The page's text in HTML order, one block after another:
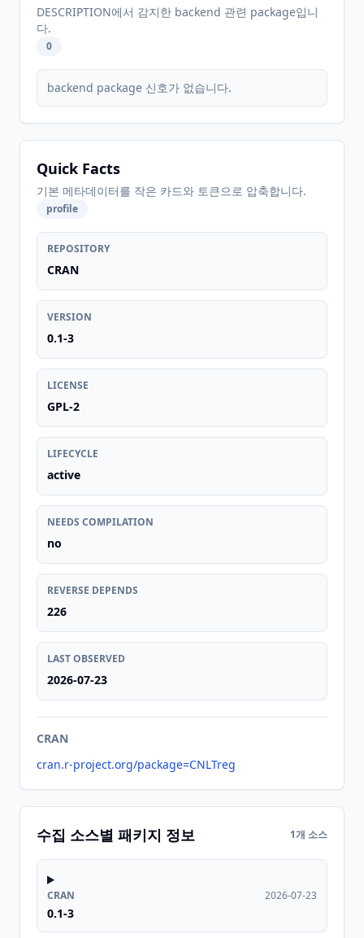
DESCRIPTION에서 감지한 backend 관련 package입니
다.
0
backend package 신호가 없습니다.
Quick Facts
기본 메타데이터를 작은 카드와 토큰으로 압축합니다.
profile
REPOSITORY
CRAN
VERSION
0.1-3
LICENSE
GPL-2
LIFECYCLE
active
NEEDS COMPILATION
no
REVERSE DEPENDS
226
LAST OBSERVED
2026-07-23
CRAN
cran.r-project.org/package=CNLTreg
수집 소스별 패키지 정보 1개 소스
CRAN
0.1-3
2026-07-23